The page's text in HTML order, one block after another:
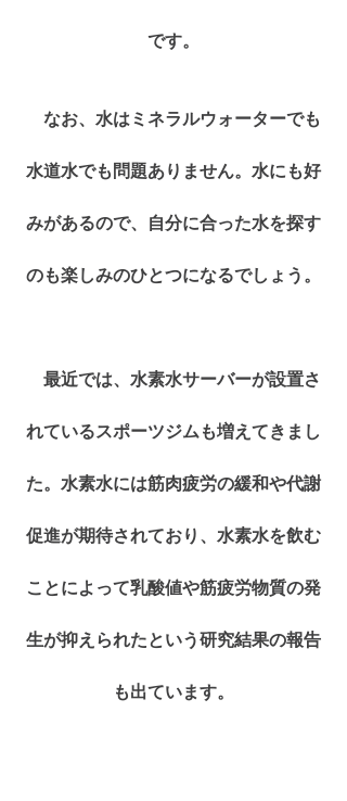
です。
なお、水はミネラルウォーターでも
水道水でも問題ありません。水にも好
みがあるので、自分に合った水を探す
のも楽しみのひとつになるでしょう。
最近では、水素水サーバーが設置さ
れているスポーツジムも増えてきまし
た。水素水には筋肉疲労の緩和や代謝
促進が期待されており、水素水を飲む
ことによって乳酸値や筋疲労物質の発
生が抑えられたという研究結果の報告
も出ています。